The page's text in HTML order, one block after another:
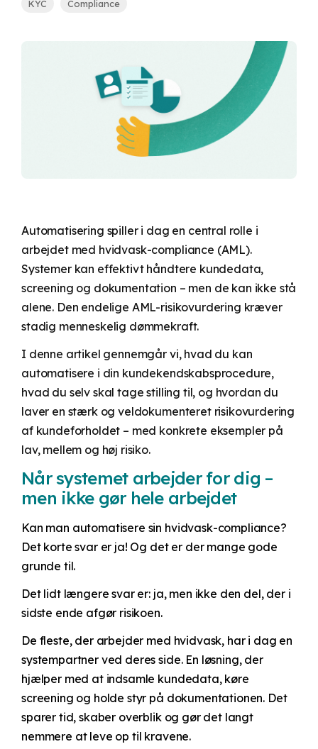
KYC Compliance
Automatisering spiller i dag en central rolle i
arbejdet med hvidvask-compliance (AML).
Systemer kan effektivt håndtere kundedata,
screening og dokumentation – men de kan ikke stå
alene. Den endelige AML-risikovurdering kræver
stadig menneskelig dømmekraft.
I denne artikel gennemgår vi, hvad du kan
automatisere i din kundekendskabsprocedure,
hvad du selv skal tage stilling til, og hvordan du
laver en stærk og veldokumenteret risikovurdering
af kundeforholdet – med konkrete eksempler på
lav, mellem og høj risiko.
Når systemet arbejder for dig –
men ikke gør hele arbejdet
Kan man automatisere sin hvidvask-compliance?
Det korte svar er ja! Og det er der mange gode
grunde til.
Det lidt længere svar er: ja, men ikke den del, der i
sidste ende afgør risikoen.
De fleste, der arbejder med hvidvask, har i dag en
systempartner ved deres side. En løsning, der
hjælper med at indsamle kundedata, køre
screening og holde styr på dokumentationen. Det
sparer tid, skaber overblik og gør det langt
nemmere at leve op til kravene.